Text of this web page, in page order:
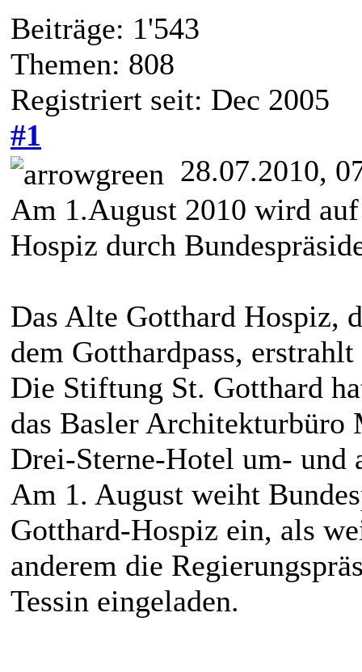
Beiträge: 1'543
Themen: 808
Registriert seit: Dec 2005
#1
28.07.2010,
Am 1.August 2010 wird
Hospiz durch
Das Alte Gotthard Hospiz,
dem Gotthardpass,
Die Stiftung St. Gotthard
das Basler
Drei-Sterne-Hotel um- und
Am 1. August weiht
Gotthard-Hospiz ein, als
anderem die
Tessin eingeladen.